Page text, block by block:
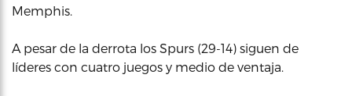
Memphis.
A pesar de la derrota los Spurs (29-14) siguen de
líderes con cuatro juegos y medio de ventaja.